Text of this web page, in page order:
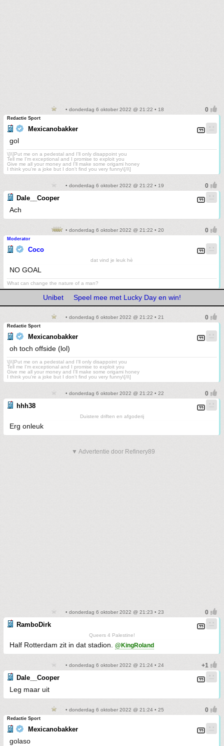
• donderdag 6 oktober 2022 @ 21:22 • 18
Redactie Sport
Mexicanobakker
gol
\[i\]Put me on a pedestal and I'll only disappoint you
Tell me I'm exceptional and I promise to exploit you
Give me all your money and I'll make some origami honey
I think you're a joke but I don't find you very funny\[/i\]
• donderdag 6 oktober 2022 @ 21:22 • 19
Dale__Cooper
Ach
• donderdag 6 oktober 2022 @ 21:22 • 20
Moderator
Coco
dat vind je leuk hè
NO GOAL
What can change the nature of a man?
Unibet Speel mee met Lucky Day en win!
• donderdag 6 oktober 2022 @ 21:22 • 21
Redactie Sport
Mexicanobakker
oh toch offside (lol)
\[i\]Put me on a pedestal and I'll only disappoint you
Tell me I'm exceptional and I promise to exploit you
Give me all your money and I'll make some origami honey
I think you're a joke but I don't find you very funny\[/i\]
• donderdag 6 oktober 2022 @ 21:22 • 22
hhh38
Duistere driften en afgoderij
Erg onleuk
▼ Advertentie door Refinery89
• donderdag 6 oktober 2022 @ 21:23 • 23
RamboDirk
Queers 4 Palestine!
Half Rotterdam zit in dat stadion. @KingRoland
• donderdag 6 oktober 2022 @ 21:24 • 24
Dale__Cooper
Leg maar uit
• donderdag 6 oktober 2022 @ 21:24 • 25
Redactie Sport
Mexicanobakker
golaso